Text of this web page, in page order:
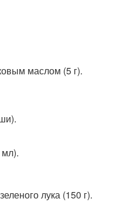
маслом (5 г).
лука (150 г).